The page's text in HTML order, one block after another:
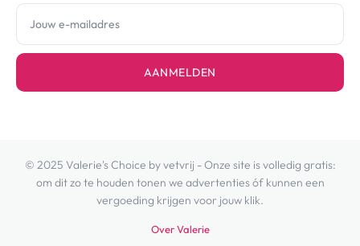
AANMELDEN
© 2025 Valerie's Choice by vetvrij - Onze site is volledig gratis:
om dit zo te houden tonen we advertenties óf kunnen een
vergoeding krijgen voor jouw klik.
Over Valerie